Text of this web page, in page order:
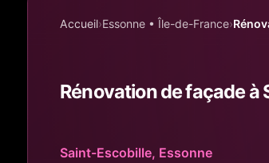
Accueil Essonne • Île-de-France
Rénovation de façade à
Saint-Escobille, Essonne